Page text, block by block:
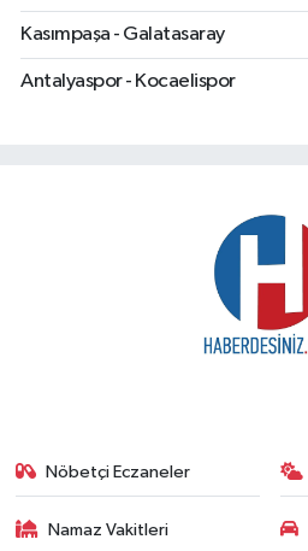
Kasımpaşa - Galatasaray
Antalyaspor - Kocaelispor
Nöbetçi Eczaneler
Namaz Vakitleri